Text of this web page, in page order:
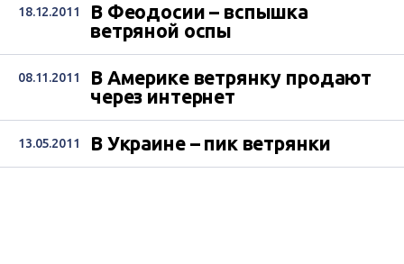
18.12.2011
В Феодосии – вспышка
ветряной оспы
08.11.2011
В Америке ветрянку продают
через интернет
13.05.2011 В Украине – пик ветрянки